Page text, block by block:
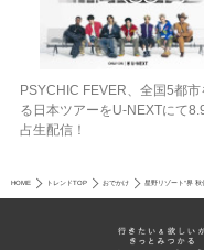
PSYCHIC FEVER、全国5都市
る日本ツアーをU‐NEXTにて
占生配信！
HOME トレンドTOP おでかけ 星野リゾート“界